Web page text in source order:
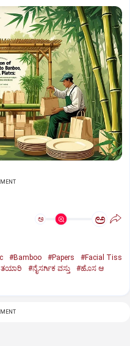
ಅ ಅ
#Bamboo #Papers
#Facial Tiss
ತಯಾರಿ #ನೈಸರ್ಗಿಕ ವಸ್ತು
#ಹೊಸ ಆ